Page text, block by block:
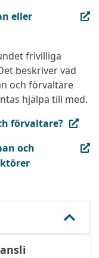
eller
frivilliga
beskriver vad
och förvaltare
hjälpa till med.
förvaltare?
och